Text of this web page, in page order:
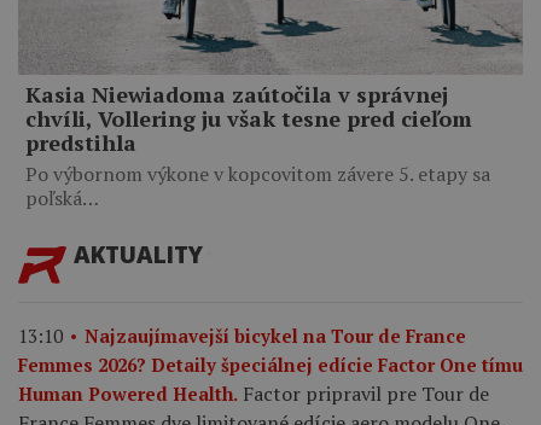
Kasia Niewiadoma zaútočila v správnej
chvíli, Vollering ju však tesne pred cieľom
predstihla
Po výbornom výkone v kopcovitom závere 5. etapy sa
poľská…
AKTUALITY
13:10
Najzaujímavejší bicykel na Tour de France
Femmes 2026? Detaily špeciálnej edície Factor One tímu
Human Powered Health. Factor pripravil pre Tour de